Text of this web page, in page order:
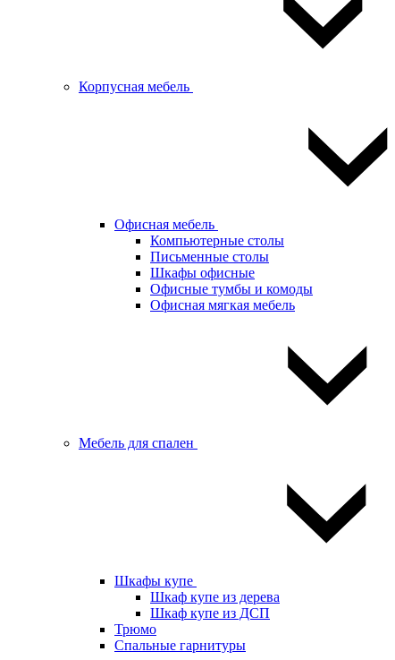
Корпусная мебель
Офисная мебель
Компьютерные столы
Письменные столы
Шкафы офисные
Офисные тумбы и комоды
Офисная мягкая мебель
Мебель для спален
Шкафы купе
Шкаф купе из дерева
Шкаф купе из ДСП
Трюмо
Спальные гарнитуры